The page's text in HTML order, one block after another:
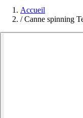
Accueil
/ Canne spinning